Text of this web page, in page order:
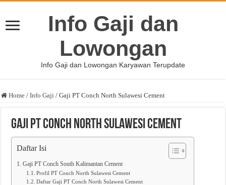
Info Gaji dan
Lowongan
Info Gaji dan Lowongan Karyawan Terupdate
Home / Info Gaji / Gaji PT Conch North Sulawesi Cement
Gaji PT Conch North Sulawesi Cement
Daftar Isi
Gaji PT Conch South Kalimantan Cement
Profil PT Conch North Sulawesi Cement
Daftar Gaji PT Conch North Sulawesi Cement